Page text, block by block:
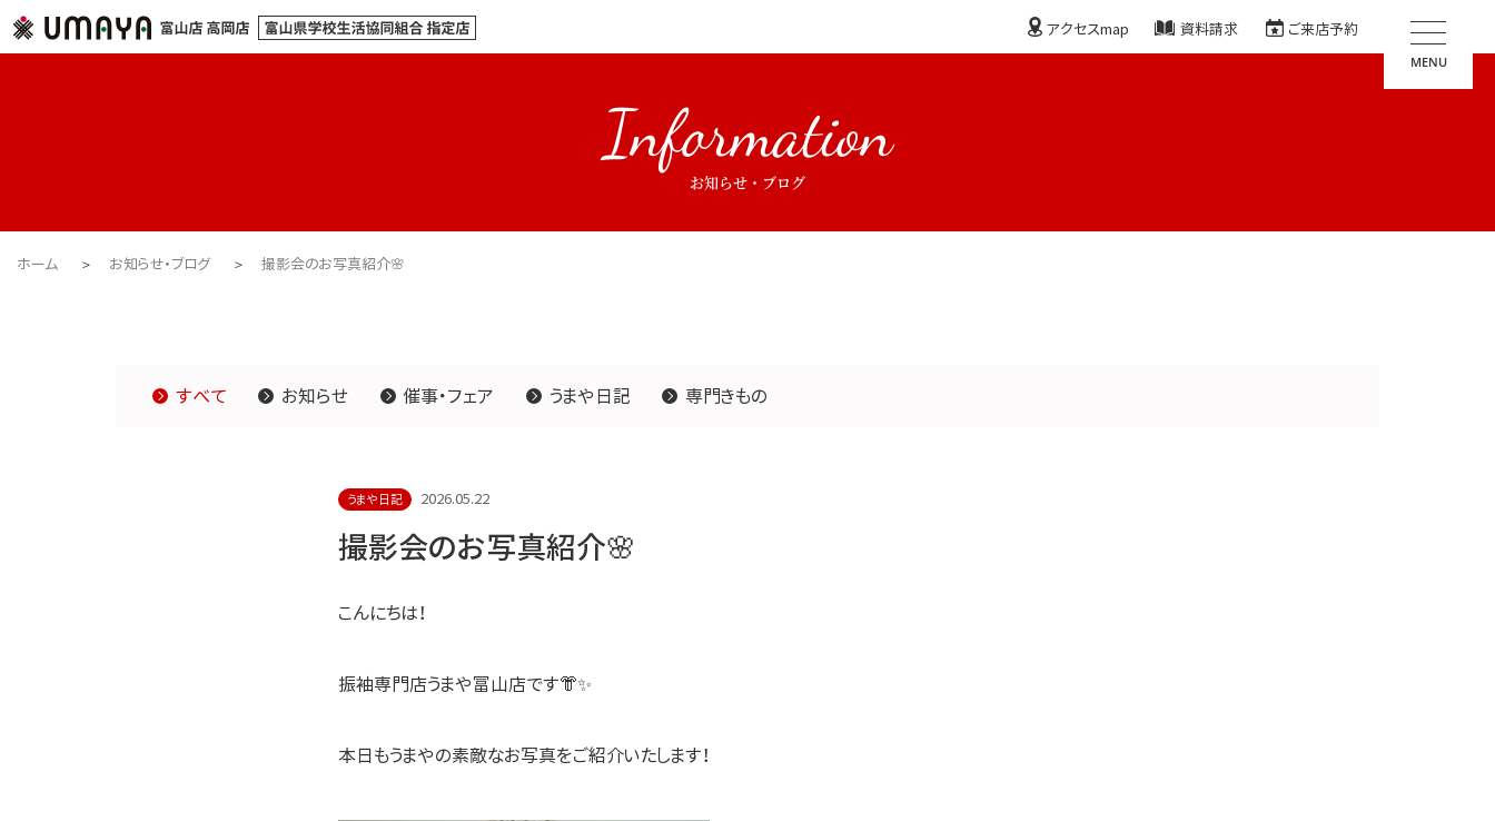
アクセスmap 資料請求 ご来店予約
MENU
Information
お知らせ・ブログ
ホーム お知らせ・ブログ 撮影会のお写真紹介🌸
すべて お知らせ 催事・フェア うまや日記 専門きもの
うまや日記 2026.05.22
撮影会のお写真紹介🌸
こんにちは！
振袖専門店うまや富山店です👘✨
本日もうまやの素敵なお写真をご紹介いたします！